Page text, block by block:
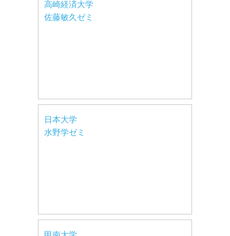
高崎経済大学
佐藤敏久ゼミ
日本大学
水野学ゼミ